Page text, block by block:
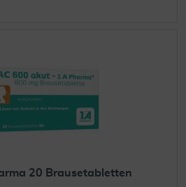
20 Brausetabletten